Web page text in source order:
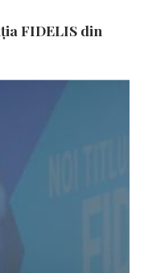
FIDELIS din